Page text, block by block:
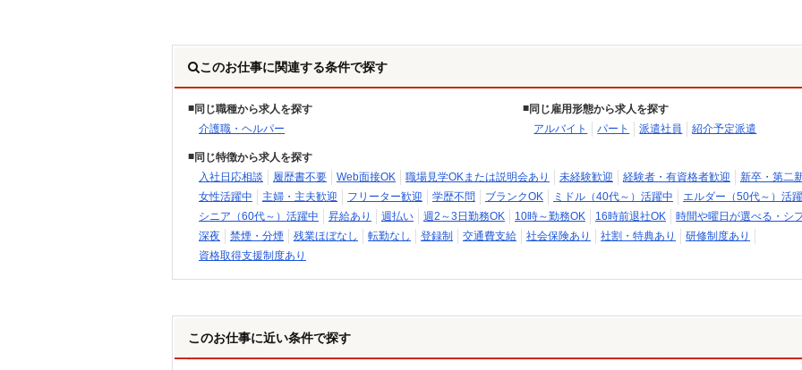
このお仕事に関連する条件で探す
同じ職種から求人を探す
介護職・ヘルパー
同じ雇用形態から求人を探す
アルバイト
パート 派遣社員 紹介予定派遣
同じ特徴から求人を探す
入社日応相談
履歴書不要 Web面接OK 職場見学OKまたは説明会あり 未経験歓迎 経験者・有資格者歓迎
新卒・第二
女性活躍中
主婦・主夫歓迎 フリーター歓迎 学歴不問 ブランクOK ミドル（40代～）活躍中
エルダー（50代～）活
シニア（60代～）活躍中
昇給あり 週払い 週2～3日勤務OK 10時～勤務OK 16時前退社OK
時間や曜日が選べる・シ
深夜
禁煙・分煙 残業ほぼなし 転勤なし 登録制 交通費支給 社会保険あり 社割・特典あり
研修制度あり
資格取得支援制度あり
このお仕事に近い条件で探す